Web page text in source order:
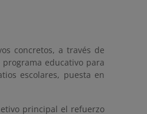
concretos, a través de
educativo para
escolares, puesta en
principal el refuerzo